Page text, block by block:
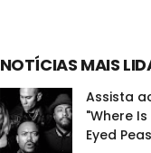
NOTÍCIAS MAIS
Assista
"Where
Eyed Peas